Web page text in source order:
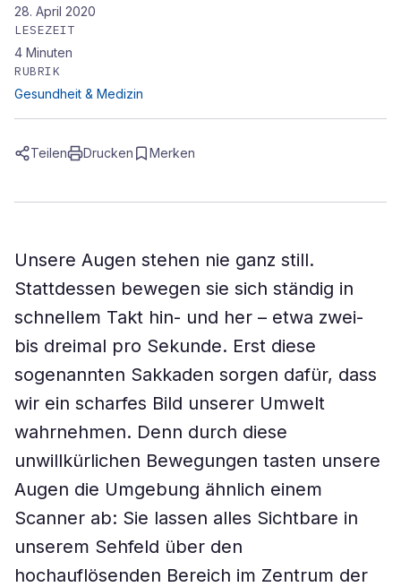
28. April 2020
LESEZEIT
4 Minuten
RUBRIK
Gesundheit & Medizin
Teilen Drucken Merken
Unsere Augen stehen nie ganz still.
Stattdessen bewegen sie sich ständig in
schnellem Takt hin- und her – etwa zwei-
bis dreimal pro Sekunde. Erst diese
sogenannten Sakkaden sorgen dafür, dass
wir ein scharfes Bild unserer Umwelt
wahrnehmen. Denn durch diese
unwillkürlichen Bewegungen tasten unsere
Augen die Umgebung ähnlich einem
Scanner ab: Sie lassen alles Sichtbare in
unserem Sehfeld über den
hochauflösenden Bereich im Zentrum der